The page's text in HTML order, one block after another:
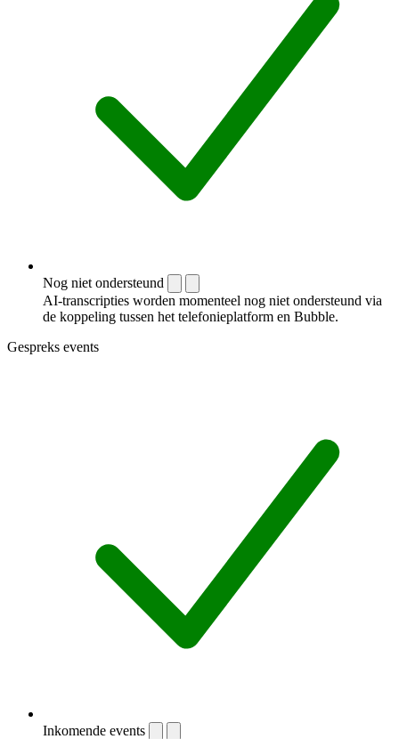
Nog niet ondersteund
AI-transcripties worden momenteel nog niet ondersteund via
de koppeling tussen het telefonieplatform en Bubble.
Gespreks events
Inkomende events